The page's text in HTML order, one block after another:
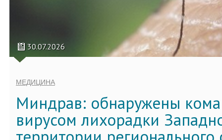
30.07.2026
МЕДИЦИНА
Миндрав: обнаружены
вирусом лихорадки